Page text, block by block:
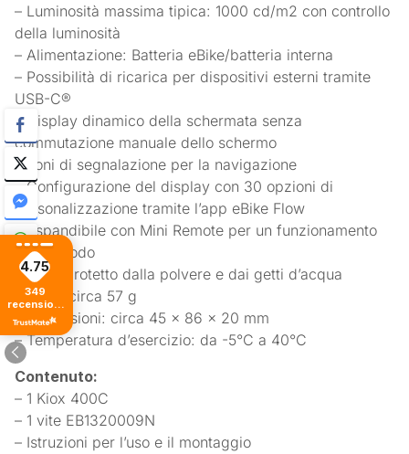
– Luminosità massima tipica: 1000 cd/m2 con controllo
della luminosità
– Alimentazione: Batteria eBike/batteria interna
– Possibilità di ricarica per dispositivi esterni tramite
USB-C®
– Display dinamico della schermata senza
commutazione manuale dello schermo
– Toni di segnalazione per la navigazione
– Configurazione del display con 30 opzioni di
personalizzazione tramite l’app eBike Flow
– Espandibile con Mini Remote per un funzionamento
più comodo
– IP55, protetto dalla polvere e dai getti d’acqua
– Peso: circa 57 g
– Dimensioni: circa 45 x 86 x 20 mm
– Temperatura d’esercizio: da -5°C a 40°C
Contenuto:
– 1 Kiox 400C
– 1 vite EB1320009N
– Istruzioni per l’uso e il montaggio
4.75
349
recensioni
di tutti i
tempi